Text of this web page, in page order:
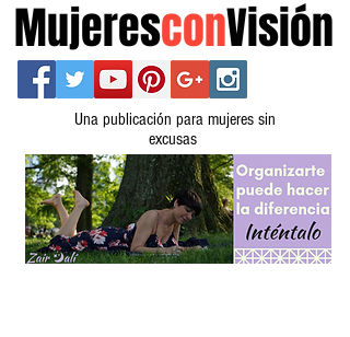
MujeresconVisión
Una publicación para mujeres sin
excusas